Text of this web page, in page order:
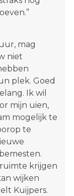
mag
niet
plek. Goed
Ik wil
mijn uien,
mogelijk te
te
krijgen
wijken
Kuijpers.